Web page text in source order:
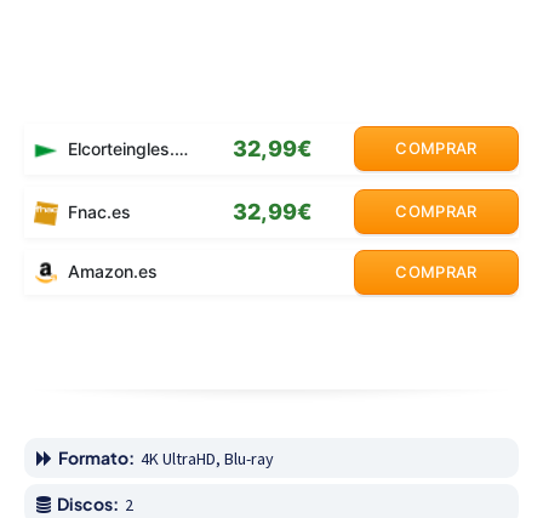
Elcorteingles.es 32,99€ COMPRAR
Fnac.es 32,99€ COMPRAR
Amazon.es COMPRAR
Formato: 4K UltraHD, Blu-ray
Discos: 2